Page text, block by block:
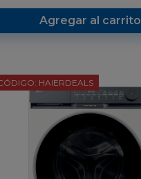
Agregar al carrito
HAIERDEALS